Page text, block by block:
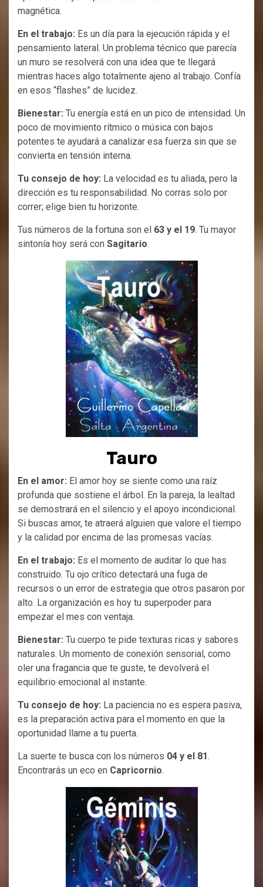
magnética.
En el trabajo: Es un día para la ejecución rápida y el
pensamiento lateral. Un problema técnico que parecía
un muro se resolverá con una idea que te llegará
mientras haces algo totalmente ajeno al trabajo. Confía
en esos “flashes” de lucidez.
Bienestar: Tu energía está en un pico de intensidad. Un
poco de movimiento rítmico o música con bajos
potentes te ayudará a canalizar esa fuerza sin que se
convierta en tensión interna.
Tu consejo de hoy: La velocidad es tu aliada, pero la
dirección es tu responsabilidad. No corras solo por
correr; elige bien tu horizonte.
Tus números de la fortuna son el 63 y el 19. Tu mayor
sintonía hoy será con Sagitario.
Tauro
En el amor: El amor hoy se siente como una raíz
profunda que sostiene el árbol. En la pareja, la lealtad
se demostrará en el silencio y el apoyo incondicional.
Si buscas amor, te atraerá alguien que valore el tiempo
y la calidad por encima de las promesas vacías.
En el trabajo: Es el momento de auditar lo que has
construido. Tu ojo crítico detectará una fuga de
recursos o un error de estrategia que otros pasaron por
alto. La organización es hoy tu superpoder para
empezar el mes con ventaja.
Bienestar: Tu cuerpo te pide texturas ricas y sabores
naturales. Un momento de conexión sensorial, como
oler una fragancia que te guste, te devolverá el
equilibrio emocional al instante.
Tu consejo de hoy: La paciencia no es espera pasiva,
es la preparación activa para el momento en que la
oportunidad llame a tu puerta.
La suerte te busca con los números 04 y el 81.
Encontrarás un eco en Capricornio.